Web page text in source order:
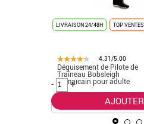
LIVRAISON 24/48H TOP VENTES
4.31/5.00
Déguisement de Pilote de
Traîneau Bobsleigh
Jamaïcain pour adulte
-
+
AJOUTER